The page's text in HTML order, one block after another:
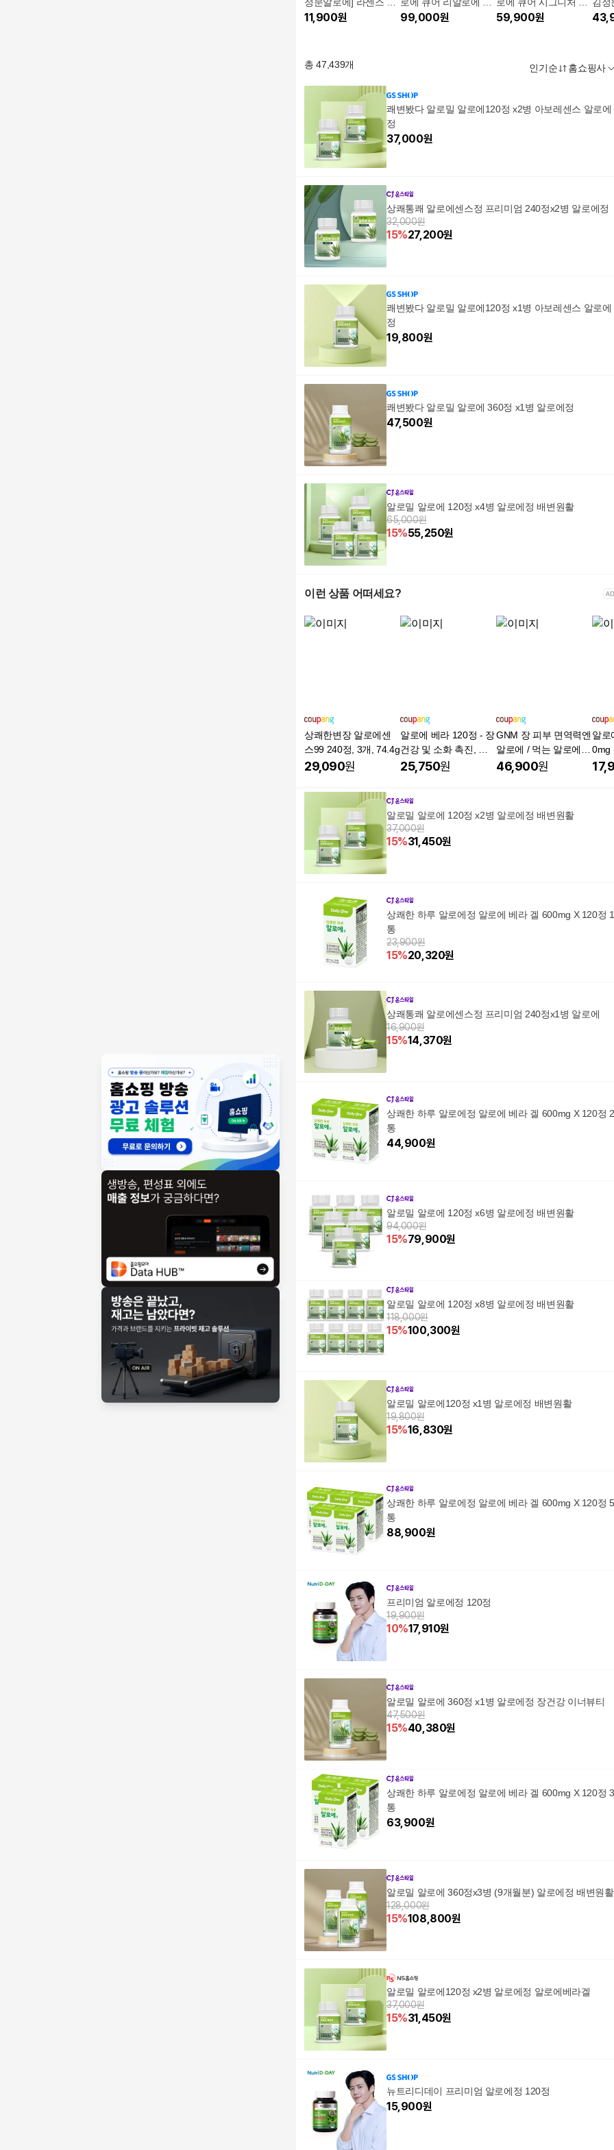
에 큐어 리알로에 대용
11,900원
토 그린 세럼 마스크팩
99,000원
크림 6개+토너2병+수
59,900원
로에
총47,439개 인기순 홈쇼핑사
쾌변봤다 알로밀 알로에120정 x2병 아보레센스 알로에
정
37,000원
상쾌통쾌 알로에센스정 프리미엄 240정x2병 알로에정
32,000원
15%27,200원
쾌변봤다 알로밀 알로에120정 x1병 아보레센스 알로에
정
19,800원
쾌변봤다 알로밀 알로에 360정 x1병 알로에정
47,500원
알로밀 알로에 120정 x4병 알로에정 배변원활
65,000원
15%55,250원
이런 상품 어떠세요?
상쾌한변장 알로에센
스99 240정, 3개, 74.4g
29,090원
알로에 베라 120정 - 장
건강 및 소화 촉진, 염
증 완화, 1개, 120정
25,750원
GNM 장 피부 면역력엔
알로에 / 먹는 알로에겔
이뮨 젤리스틱 장건강
46,900원
알로
0mg
클렌
알로밀 알로에 120정 x2병 알로에정 배변원활
37,000원
15%31,450원
상쾌한 하루 알로에정 알로에 베라 겔 600mg X 120정 1
통
23,900원
15%20,320원
상쾌통쾌 알로에센스정 프리미엄 240정x1병 알로에
16,900원
15%14,370원
상쾌한 하루 알로에정 알로에 베라 겔 600mg X 120정 2
통
44,900원
알로밀 알로에 120정 x6병 알로에정 배변원활
94,000원
15%79,900원
알로밀 알로에 120정 x8병 알로에정 배변원활
118,000원
15%100,300원
알로밀 알로에120정 x1병 알로에정 배변원활
19,800원
15%16,830원
상쾌한 하루 알로에정 알로에 베라 겔 600mg X 120정 5
통
88,900원
프리미엄 알로에정 120정
19,900원
10%17,910원
알로밀 알로에 360정 x1병 알로에정 장건강 이너뷰티
47,500원
15%40,380원
상쾌한 하루 알로에정 알로에 베라 겔 600mg X 120정 3
통
63,900원
알로밀 알로에 360정x3병 (9개월분) 알로에정 배변원활
128,000원
15%108,800원
알로밀 알로에120정 x2병 알로에정 알로에베라겔
37,000원
15%31,450원
뉴트리디데이 프리미엄 알로에정 120정
15,900원